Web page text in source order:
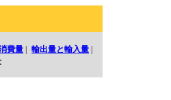
費量 輸出量と輸入量